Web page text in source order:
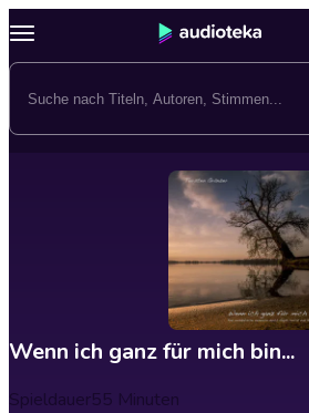
Wenn ich ganz für mich bin...
Spieldauer55 Minuten